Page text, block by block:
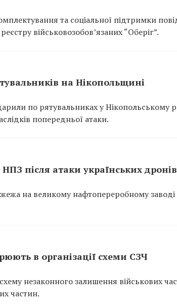
та соціальної підтримки
військовозобов’язаних “Оберіг”.
на Нікопольщині
по рятувальниках у Нікопольському
попередньої атаки.
після атаки українських дронів
на великому нафтопереробному заводі
в організації схеми СЗЧ
незаконного залишення військових
частин.